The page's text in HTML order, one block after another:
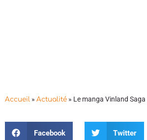
Accueil » Actualité » Le manga Vinland
Facebook Twitter